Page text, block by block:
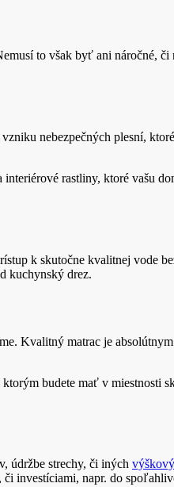
to však byť ani náročné,
nebezpečných plesní,
rastliny, ktoré vašu
k skutočne kvalitnej vode
kuchynský drez.
Kvalitný matrac je
budete mať v miestnosti
údržbe strechy, či iných
investíciami, napr. do